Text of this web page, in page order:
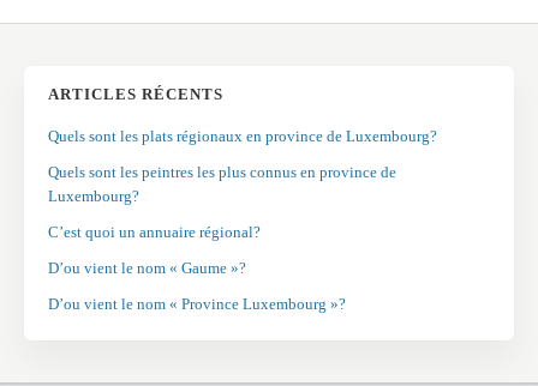
ARTICLES RÉCENTS
Quels sont les plats régionaux en province de Luxembourg?
Quels sont les peintres les plus connus en province de
Luxembourg?
C’est quoi un annuaire régional?
D’ou vient le nom « Gaume »?
D’ou vient le nom « Province Luxembourg »?